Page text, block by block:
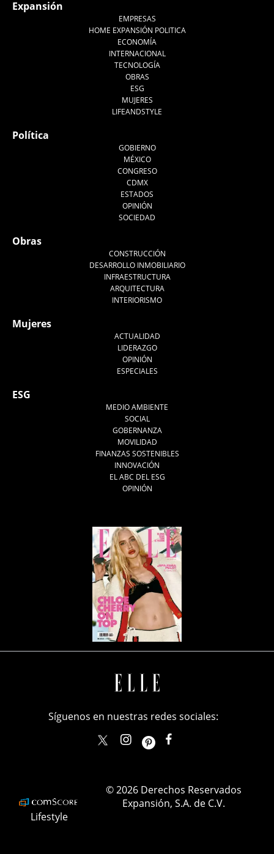
Expansión
EMPRESAS
HOME EXPANSIÓN POLITICA
ECONOMÍA
INTERNACIONAL
TECNOLOGÍA
OBRAS
ESG
MUJERES
LIFEANDSTYLE
Política
GOBIERNO
MÉXICO
CONGRESO
CDMX
ESTADOS
OPINIÓN
SOCIEDAD
Obras
CONSTRUCCIÓN
DESARROLLO INMOBILIARIO
INFRAESTRUCTURA
ARQUITECTURA
INTERIORISMO
Mujeres
ACTUALIDAD
LIDERAZGO
OPINIÓN
ESPECIALES
ESG
MEDIO AMBIENTE
SOCIAL
GOBERNANZA
MOVILIDAD
FINANZAS SOSTENIBLES
INNOVACIÓN
EL ABC DEL ESG
OPINIÓN
Síguenos en nuestras redes sociales:
elle_mexicoellemexico
Lifestyle
© 2026 Derechos Reservados
Expansión, S.A. de C.V.